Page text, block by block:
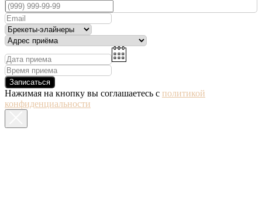
Записаться
Нажимая на кнопку вы соглашаетесь с политикой
конфиденциальности